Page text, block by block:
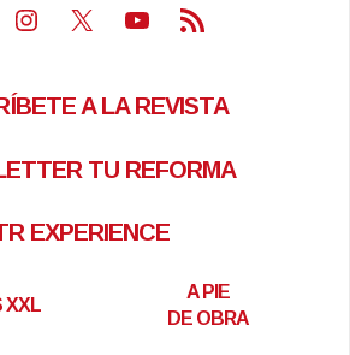
Instagram
X Youtube
Feed RSS
A LA REVISTA
TU REFORMA
EXPERIENCE
XXL
A PIE
DE OBRA